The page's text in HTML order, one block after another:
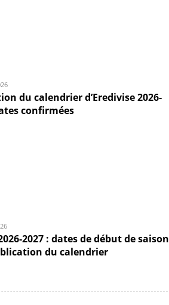
du calendrier d’Eredivise 2026-
confirmées
2027 : dates de début de saison
du calendrier